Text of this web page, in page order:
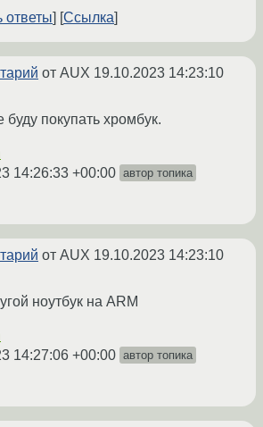
ответы
Ссылка
от AUX 19.10.2023 14:23:10
буду покупать хромбук.
14:26:33 +00:00 автор топика
от AUX 19.10.2023 14:23:10
ноутбук на ARM
14:27:06 +00:00 автор топика